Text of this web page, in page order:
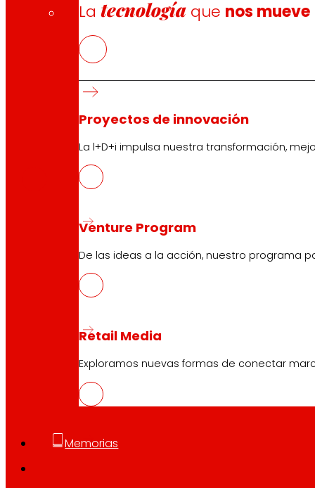
Latecnología que nos mueve
Proyectos de innovación
La l+D+i impulsa nuestra transformación,
Venture Program
De las ideas a la acción, nuestro programa
Retail Media
Exploramos nuevas formas de conectar
Memorias